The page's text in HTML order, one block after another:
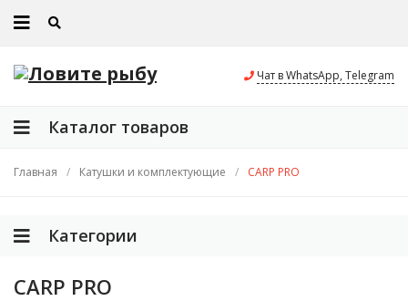
Чат в WhatsApp, Telegram
Каталог товаров
Главная / Катушки и комплектующие / CARP PRO
Категории
CARP PRO